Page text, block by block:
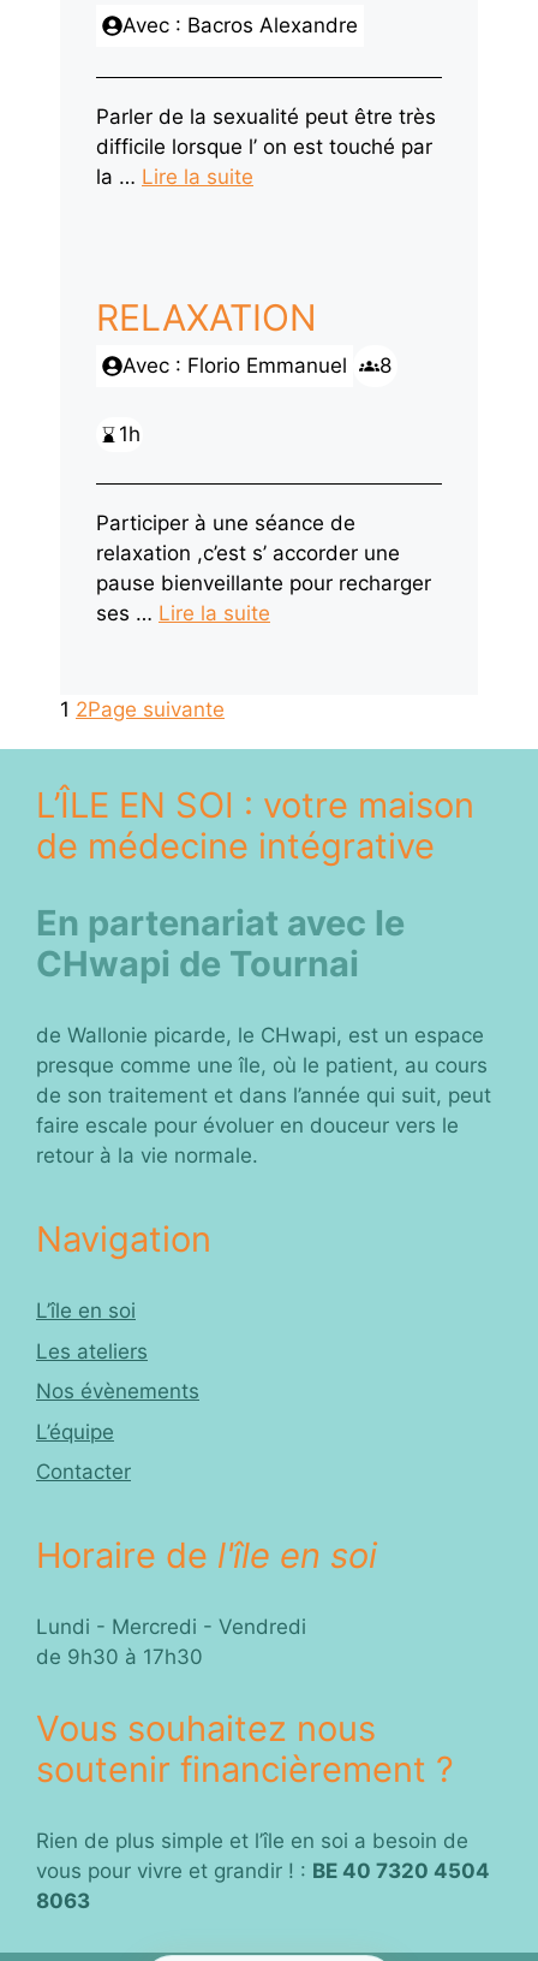
Avec : Bacros Alexandre
Parler de la sexualité peut être très
difficile lorsque l’ on est touché par
la … Lire la suite
RELAXATION
Avec : Florio Emmanuel 8
1h
Participer à une séance de
relaxation ,c’est s’ accorder une
pause bienveillante pour recharger
ses … Lire la suite
1 2Page suivante
L’ÎLE EN SOI : votre maison
de médecine intégrative
En partenariat avec le
CHwapi de Tournai
de Wallonie picarde, le CHwapi, est un espace
presque comme une île, où le patient, au cours
de son traitement et dans l’année qui suit, peut
faire escale pour évoluer en douceur vers le
retour à la vie normale.
Navigation
L’île en soi
Les ateliers
Nos évènements
L’équipe
Contacter
Horaire de l'île en soi
Lundi - Mercredi - Vendredi
de 9h30 à 17h30
Vous souhaitez nous
soutenir financièrement ?
Rien de plus simple et l’île en soi a besoin de
vous pour vivre et grandir ! : BE 40 7320 4504
8063